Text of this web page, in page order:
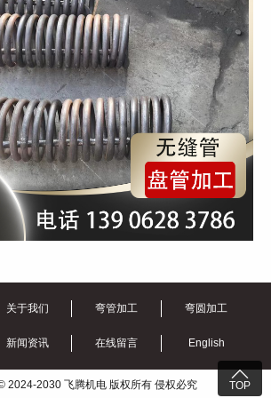

TOP
关于我们 弯管加工 弯圆加工
新闻资讯 在线留言 English
2024-2030 飞腾机电 版权所有 侵权必究